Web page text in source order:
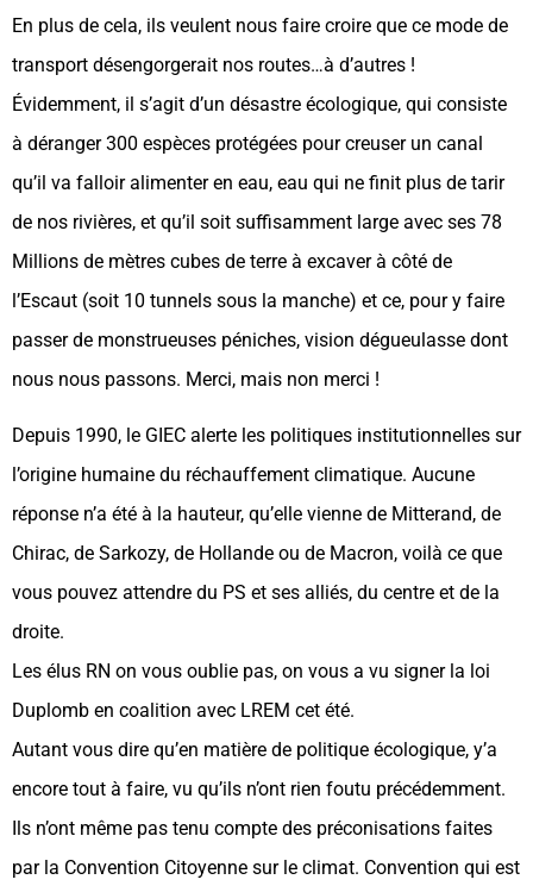
En plus de cela, ils veulent nous faire croire que ce mode de
transport désengorgerait nos routes…à d’autres !
Évidemment, il s’agit d’un désastre écologique, qui consiste
à déranger 300 espèces protégées pour creuser un canal
qu’il va falloir alimenter en eau, eau qui ne finit plus de tarir
de nos rivières, et qu’il soit suffisamment large avec ses 78
Millions de mètres cubes de terre à excaver à côté de
l’Escaut (soit 10 tunnels sous la manche) et ce, pour y faire
passer de monstrueuses péniches, vision dégueulasse dont
nous nous passons. Merci, mais non merci !
Depuis 1990, le GIEC alerte les politiques institutionnelles sur
l’origine humaine du réchauffement climatique. Aucune
réponse n’a été à la hauteur, qu’elle vienne de Mitterand, de
Chirac, de Sarkozy, de Hollande ou de Macron, voilà ce que
vous pouvez attendre du PS et ses alliés, du centre et de la
droite.
Les élus RN on vous oublie pas, on vous a vu signer la loi
Duplomb en coalition avec LREM cet été.
Autant vous dire qu’en matière de politique écologique, y’a
encore tout à faire, vu qu’ils n’ont rien foutu précédemment.
Ils n’ont même pas tenu compte des préconisations faites
par la Convention Citoyenne sur le climat. Convention qui est